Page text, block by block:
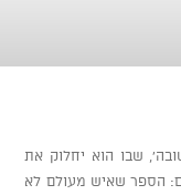
שבו הוא יחלוק את
הספר שאיש מעולם לא